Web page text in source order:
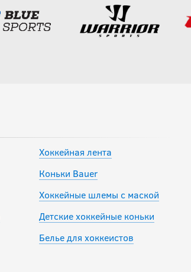
Хоккейная лента
Коньки Bauer
Хоккейные шлемы с маской
Детские хоккейные коньки
Белье для хоккеистов